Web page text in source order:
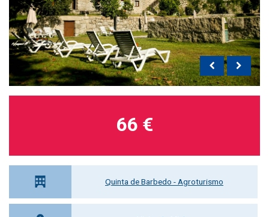
Quinta de Barbedo - Agroturismo
66 €